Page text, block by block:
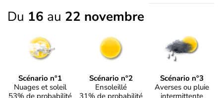
Du 16 au 22 novembre
Scénario n°1
Nuages et soleil
Scénario n°2
Ensoleillé
Scénario n°3
Averses ou pluie